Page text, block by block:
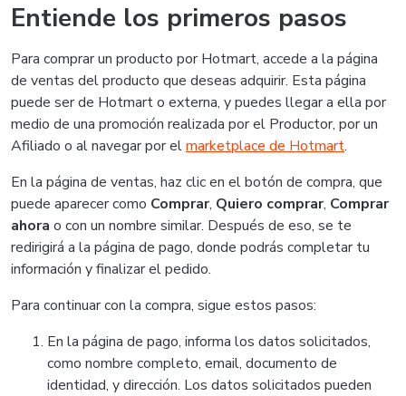
Entiende los primeros pasos
Para comprar un producto por Hotmart, accede a la página
de ventas del producto que deseas adquirir. Esta página
puede ser de Hotmart o externa, y puedes llegar a ella por
medio de una promoción realizada por el Productor, por un
Afiliado o al navegar por elmarketplace de Hotmart.
En la página de ventas, haz clic en el botón de compra, que
puede aparecer como Comprar, Quiero comprar, Comprar
ahora o con un nombre similar. Después de eso, se te
redirigirá a la página de pago, donde podrás completar tu
información y finalizar el pedido.
Para continuar con la compra, sigue estos pasos:
En la página de pago, informa los datos solicitados,
como nombre completo, email, documento de
identidad, y dirección. Los datos solicitados pueden